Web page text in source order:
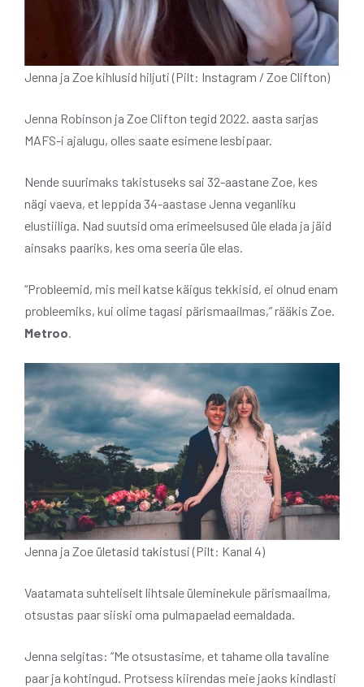
Jenna ja Zoe kihlusid hiljuti (Pilt: Instagram / Zoe Clifton)
Jenna Robinson ja Zoe Clifton tegid 2022. aasta sarjas
MAFS-i ajalugu, olles saate esimene lesbipaar.
Nende suurimaks takistuseks sai 32-aastane Zoe, kes
nägi vaeva, et leppida 34-aastase Jenna veganliku
elustiiliga. Nad suutsid oma erimeelsused üle elada ja jäid
ainsaks paariks, kes oma seeria üle elas.
“Probleemid, mis meil katse käigus tekkisid, ei olnud enam
probleemiks, kui olime tagasi pärismaailmas,” rääkis Zoe.
Metroo.
Jenna ja Zoe ületasid takistusi (Pilt: Kanal 4)
Vaatamata suhteliselt lihtsale üleminekule pärismaailma,
otsustas paar siiski oma pulmapaelad eemaldada.
Jenna selgitas: “Me otsustasime, et tahame olla tavaline
paar ja kohtingud. Protsess kiirendas meie jaoks kindlasti